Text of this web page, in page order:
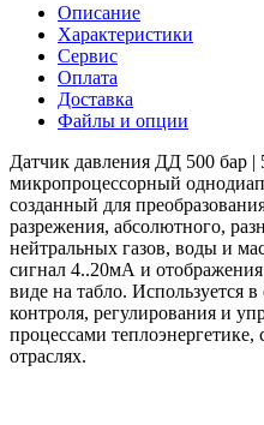
Описание
Характеристики
Сервис
Оплата
Доставка
Файлы и опции
Датчик давления ДД 500 бар |
микропроцессорный
созданный для
разрежения, абсолютного,
нейтральных газов, воды и
сигнал 4..20мА и
виде на табло. Используется
контроля, регулирования и
процессами
отраслях.